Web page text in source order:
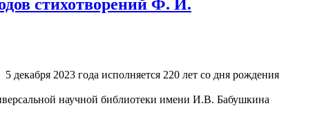
стихотворений Ф. И.
5 декабря 2023 года исполняется 220 лет со дня рождения
научной библиотеки имени И.В. Бабушкина